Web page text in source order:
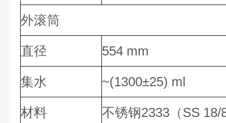
外滚筒
直径 554 mm
集水 ~(1300±25) ml
材料 不锈钢2333（SS 18/